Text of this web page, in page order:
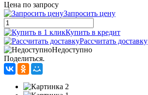
Цена по запросу
Запросить цену
Купить в кредит
Рассчитать доставку
Недоступно
Поделиться.